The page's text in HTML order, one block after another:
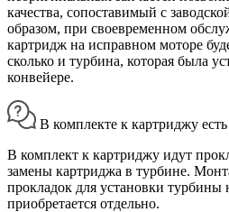
качества, сопоставимый с
образом, при своевременном
картридж на исправном моторе
сколько и турбина, которая была
конвейере.
В комплекте к картриджу
В комплект к картриджу идут
замены картриджа в турбине.
прокладок для установки турбины
приобретается отдельно.